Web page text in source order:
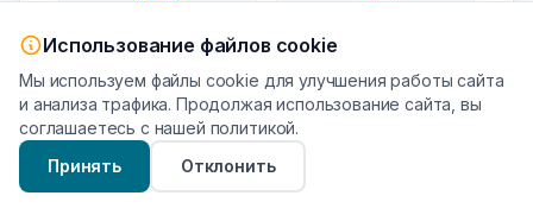
Мали
MU
Использование файлов cookie
Мы используем файлы cookie для улучшения работы сайта
и анализа трафика. Продолжая использование сайта, вы
соглашаетесь с нашей политикой.
Принять
Отклонить